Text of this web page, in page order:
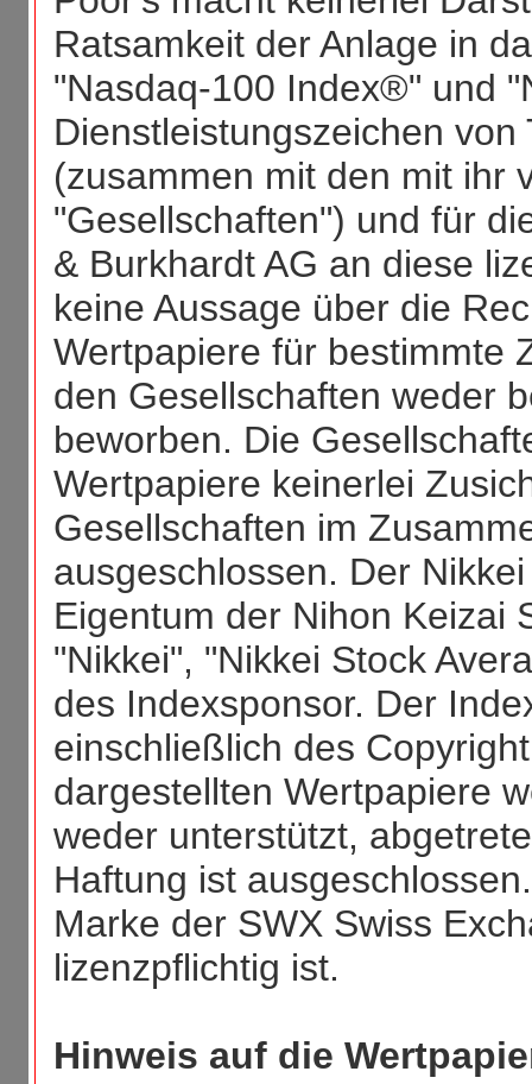
Ratsamkeit der Anlage in
"Nasdaq-100 Index®" und
Dienstleistungszeichen
(zusammen mit den mit ihr
"Gesellschaften") und für
& Burkhardt AG an diese
keine Aussage über die
Wertpapiere für bestimmte
den Gesellschaften weder
beworben. Die
Wertpapiere keinerlei
Gesellschaften im
ausgeschlossen. Der
Eigentum der Nihon Keizai
"Nikkei", "Nikkei Stock
des Indexsponsor. Der
einschließlich des
dargestellten Wertpapiere
weder unterstützt,
Haftung ist
Marke der SWX Swiss
lizenzpflichtig ist.
Hinweis auf die